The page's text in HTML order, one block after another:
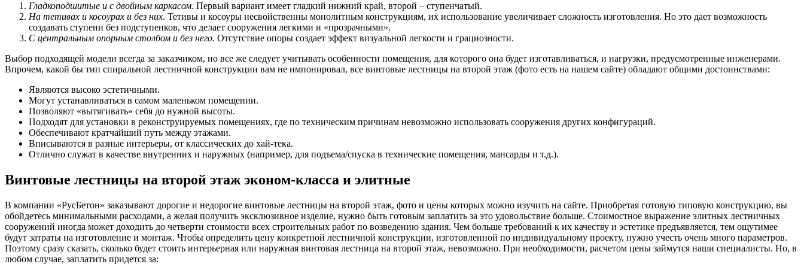
Гладкоподшитые и с двойным каркасом. Первый вариант имеет гладкий нижний край, второй – ступенчатый.
На тетивах и косоурах и без них. Тетивы и косоуры несвойственны монолитным конструкциям, их использование увеличивает сложность изготовления. Но это дает возможность
создавать ступени без подступенков, что делает сооружения легкими и «прозрачными».
С центральным опорным столбом и без него. Отсутствие опоры создает эффект визуальной легкости и грациозности.
Выбор подходящей модели всегда за заказчиком, но все же следует учитывать особенности помещения, для которого она будет изготавливаться, и нагрузки, предусмотренные инженерами.
Впрочем, какой бы тип спиральной лестничной конструкции вам не импонировал, все винтовые лестницы на второй этаж (фото есть на нашем сайте) обладают общими достоинствами:
Являются высоко эстетичными.
Могут устанавливаться в самом маленьком помещении.
Позволяют «вытягивать» себя до нужной высоты.
Подходят для установки в реконструируемых помещениях, где по техническим причинам невозможно использовать сооружения других конфигураций.
Обеспечивают кратчайший путь между этажами.
Вписываются в разные интерьеры, от классических до хай-тека.
Отлично служат в качестве внутренних и наружных (например, для подъема/спуска в технические помещения, мансарды и т.д.).
Винтовые лестницы на второй этаж эконом-класса и элитные
В компании «РусБетон» заказывают дорогие и недорогие винтовые лестницы на второй этаж, фото и цены которых можно изучить на сайте. Приобретая готовую типовую конструкцию, вы
обойдетесь минимальными расходами, а желая получить эксклюзивное изделие, нужно быть готовым заплатить за это удовольствие больше. Стоимостное выражение элитных лестничных
сооружений иногда может доходить до четверти стоимости всех строительных работ по возведению здания. Чем больше требований к их качеству и эстетике предъявляется, тем ощутимее
будут затраты на изготовление и монтаж. Чтобы определить цену конкретной лестничной конструкции, изготовленной по индивидуальному проекту, нужно учесть очень много параметров.
Поэтому сразу сказать, сколько будет стоить интерьерная или наружная винтовая лестница на второй этаж, невозможно. При необходимости, расчетом цены займутся наши специалисты. Но, в
любом случае, заплатить придется за: